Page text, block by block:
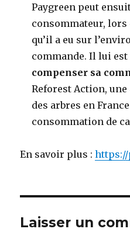
Paygreen peut
consommateur, lors
qu’il a eu sur
commande. Il lui
compenser sa
Reforest Action,
des arbres en
consommation de
En savoir plus :
Laisser un